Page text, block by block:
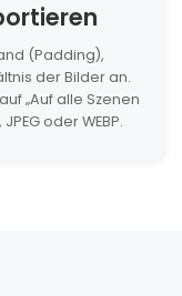
(Padding),
der Bilder an.
„Auf alle Szenen
oder WEBP.